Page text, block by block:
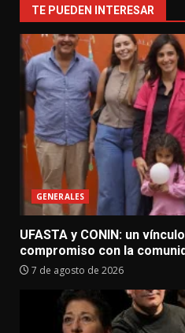
TE PUEDEN INTERESAR
GENERALES
UFASTA y CONIN: un
compromiso con la
7 de agosto de 2026